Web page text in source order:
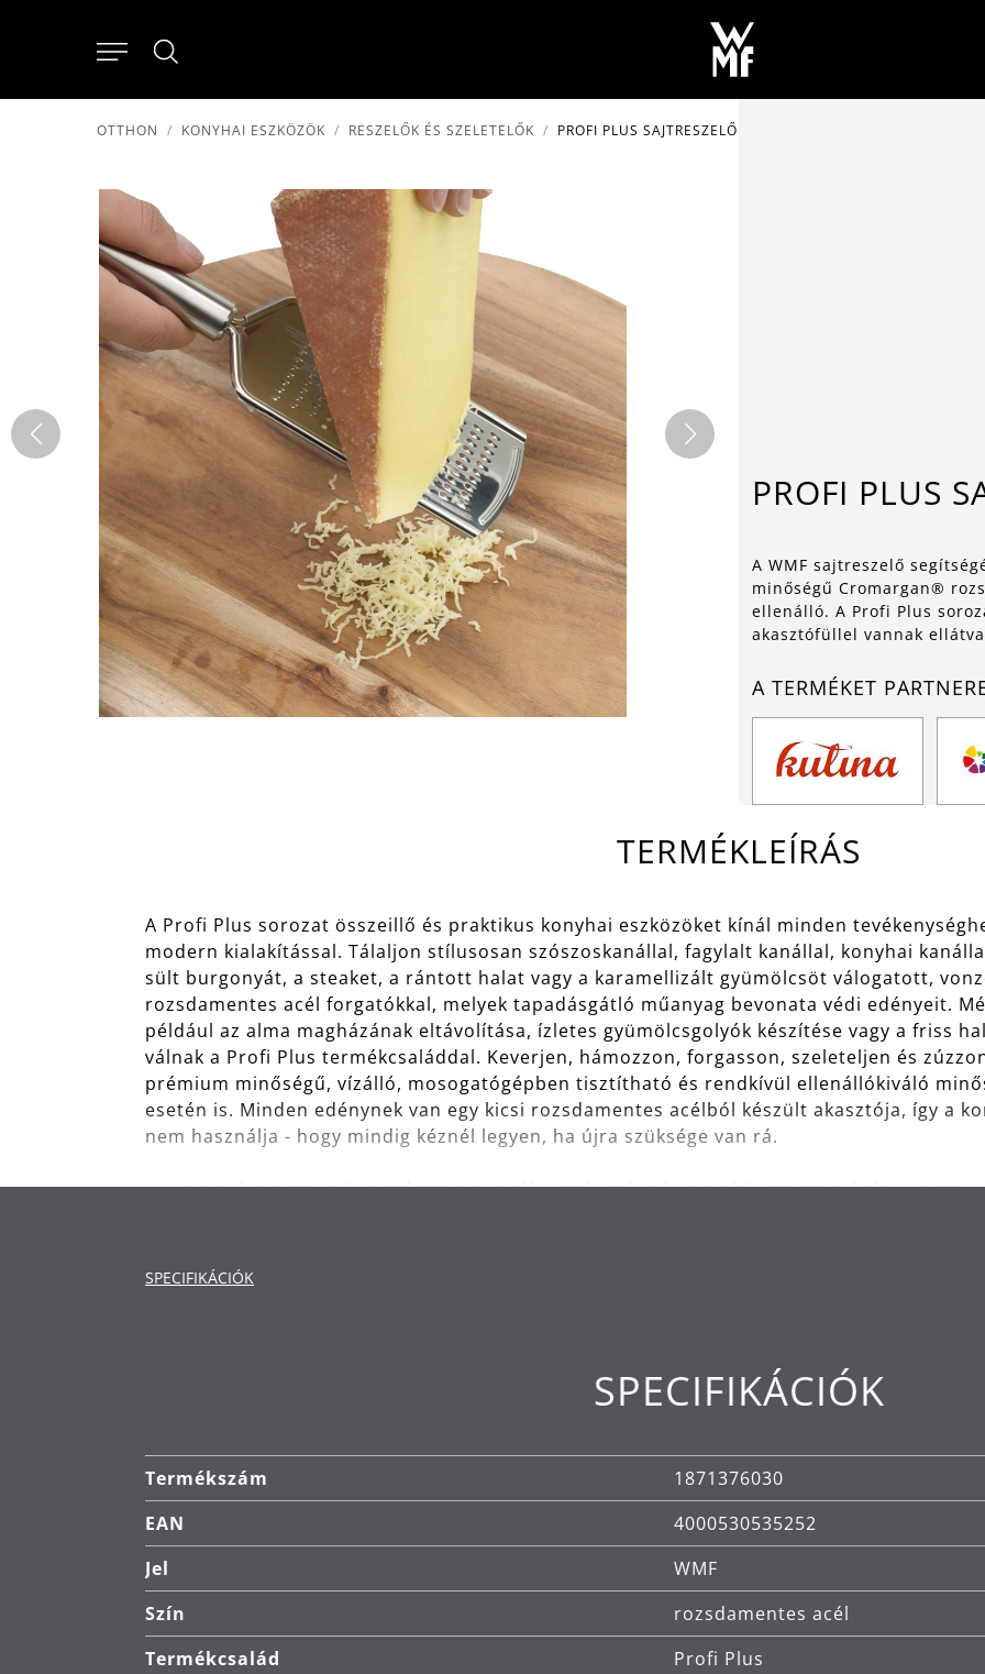
OTTHON KONYHAI ESZKÖZÖK RESZELŐK ÉS SZELETELŐK PROFI PLUS SAJTRESZELŐ
PROFI PLUS
A WMF sajtreszelő
minőségű Cromargan®
ellenálló. A Profi Plus
akasztófüllel vannak
A TERMÉKET
TERMÉKLEÍRÁS
A Profi Plus sorozat összeillő és praktikus konyhai eszközöket kínál minden
modern kialakítással. Tálaljon stílusosan szószoskanállal, fagylalt kanállal, konyhai
sült burgonyát, a steaket, a rántott halat vagy a karamellizált gyümölcsöt válogatott,
rozsdamentes acél forgatókkal, melyek tapadásgátló műanyag bevonata védi edényeit.
például az alma magházának eltávolítása, ízletes gyümölcsgolyók készítése vagy a friss
válnak a Profi Plus termékcsaláddal. Keverjen, hámozzon, forgasson, szeleteljen és
prémium minőségű, vízálló, mosogatógépben tisztítható és rendkívül ellenállókiváló
esetén is. Minden edénynek van egy kicsi rozsdamentes acélból készült akasztója, így a
nem használja - hogy mindig kéznél legyen, ha újra szüksége van rá.
Anyag: Cromargan® rozsdamentes acél, amely méretben stabil, mosogatógépben
Tisztítás: mosogatógépben mosható.
SPECIFIKÁCIÓK
SPECIFIKÁCIÓK
Termékszám
1871376030
EAN
4000530535252
Jel
WMF
Szín
rozsdamentes acél
Termékcsalád
Profi Plus